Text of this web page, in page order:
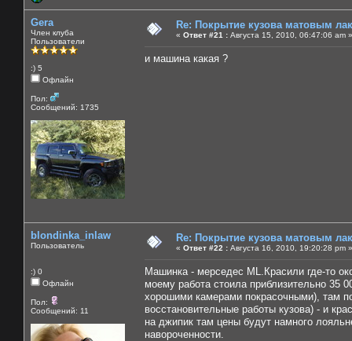
Gera
Член клуба
Пользователи
:) 5
Офлайн
Пол:
Сообщений: 1735
Re: Покрытие кузова матовым
« Ответ #21 : Августа 15, 2010, 06:47:06 am »
и машина какая ?
blondinka_inlaw
Пользователь
:) 0
Офлайн
Пол:
Сообщений: 11
Re: Покрытие кузова матовым
« Ответ #22 : Августа 16, 2010, 19:20:28 pm »
Машинка - мерседес ML.Красили где-то
моему работа стоила приблизительно 35
хорошими камерами покрасочными), там
восстановительные работы кузова) - и
на джипик там цены будут намного
навороченности.